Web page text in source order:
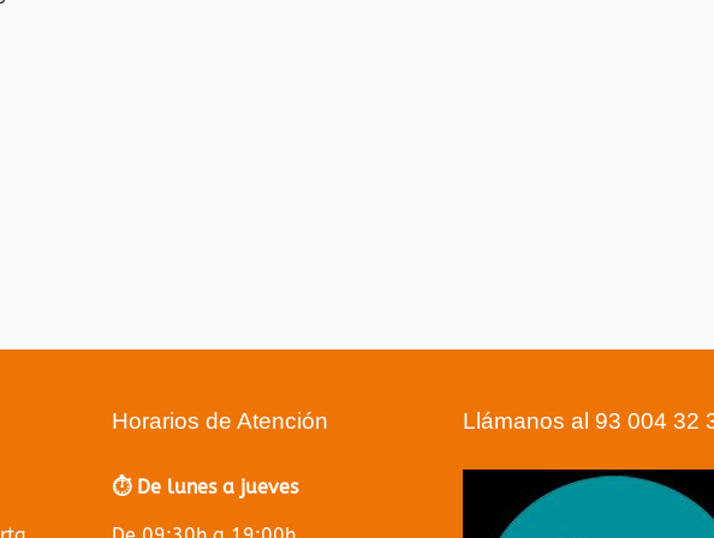
Horarios de Atención
⏱️ De lunes a jueves
Llámanos al 93 004 32